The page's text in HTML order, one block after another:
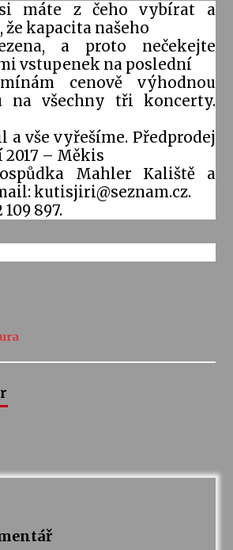
prázdnin
7. 2026
kousek za Humpolec. V Želivě ožije
Josefa Čapka
7. 2026
recitál Michala Novenka v Klášteře
7. 2026
Adamec – Malovaný svět
6. 2026
máte z čeho vybírat a
že kapacita našeho
a proto nečekejte
vstupenek na poslední
cenově výhodnou
na všechny tři koncerty.
a vše vyřešíme. Předprodej
2017 – Měkis
Mahler Kaliště a
kutisjiri@seznam.cz.
897.